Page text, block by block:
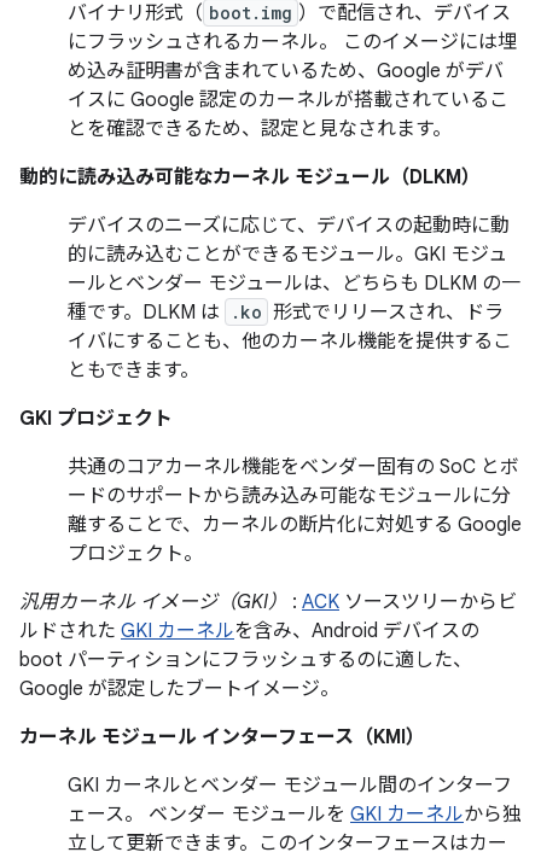
バイナリ形式（ boot.img ）で配信され、デバイス
にフラッシュされるカーネル。 このイメージには埋
め込み証明書が含まれているため、Google がデバ
イスに Google 認定のカーネルが搭載されているこ
とを確認できるため、認定と見なされます。
動的に読み込み可能なカーネル モジュール（DLKM）
デバイスのニーズに応じて、デバイスの起動時に動
的に読み込むことができるモジュール。GKI モジュ
ールとベンダー モジュールは、どちらも DLKM の一
種です。DLKM は
.ko 形式でリリースされ、ドラ
イバにすることも、他のカーネル機能を提供するこ
ともできます。
GKI プロジェクト
共通のコアカーネル機能をベンダー固有の SoC とボ
ードのサポートから読み込み可能なモジュールに分
離することで、カーネルの断片化に対処する Google
プロジェクト。
汎用カーネル イメージ（GKI）
: ACK ソースツリーからビ
ルドされた GKI カーネルを含み、Android デバイスの
boot パーティションにフラッシュするのに適した、
Google が認定したブートイメージ。
カーネル モジュール インターフェース（KMI）
GKI カーネルとベンダー モジュール間のインターフ
ェース。 ベンダー モジュールを GKI カーネルから独
立して更新できます。このインターフェースはカー